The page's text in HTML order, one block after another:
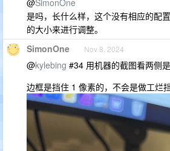
是吗，长什么样，这个没有相应的配
的大小来进行调整。
SimonOne Nov 8, 2024
@kylebing #34 用机器的截图看两侧
边框是挡住 1 像素的，不会是做工烂